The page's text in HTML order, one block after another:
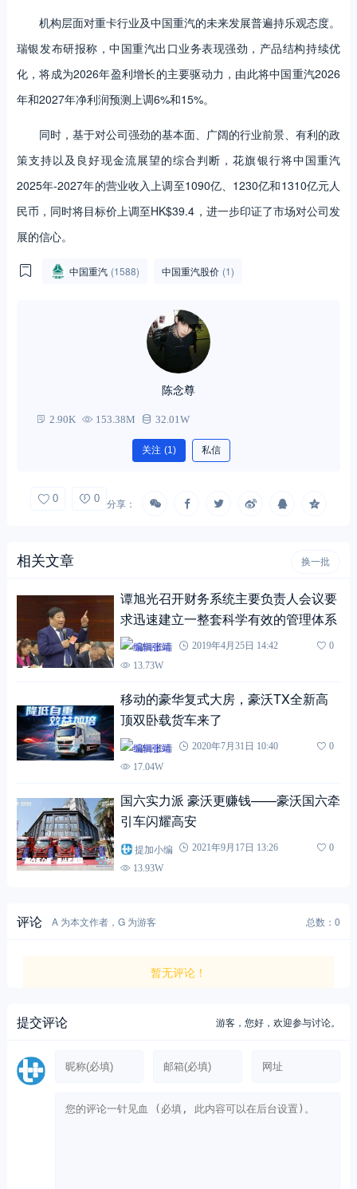
机构层面对重卡行业及中国重汽的未来发展普遍持乐观态度。
瑞银发布研报称，中国重汽出口业务表现强劲，产品结构持续优
化，将成为2026年盈利增长的主要驱动力，由此将中国重汽2026
年和2027年净利润预测上调6%和15%。
同时，基于对公司强劲的基本面、广阔的行业前景、有利的政
策支持以及良好现金流展望的综合判断，花旗银行将中国重汽
2025年-2027年的营业收入上调至1090亿、1230亿和1310亿元人
民币，同时将目标价上调至HK$39.4，进一步印证了市场对公司发
展的信心。
中国重汽 (1588) 中国重汽股价 (1)
陈念尊
2.90K 153.38M 32.01W
关注 (1) 私信
0 0 分享：
相关文章 换一批
谭旭光召开财务系统主要负责人会议要
求迅速建立一整套科学有效的管理体系
编辑张靖 2019年4月25日 14:42
0
13.73W
移动的豪华复式大房，豪沃TX全新高
顶双卧载货车来了
编辑张靖 2020年7月31日 10:40
0
17.04W
国六实力派 豪沃更赚钱——豪沃国六牵
引车闪耀高安
提加小编 2021年9月17日 13:26
0
13.93W
评论 A 为本文作者，G 为游客 总数：0
暂无评论！
提交评论 游客，您好，欢迎参与讨论。